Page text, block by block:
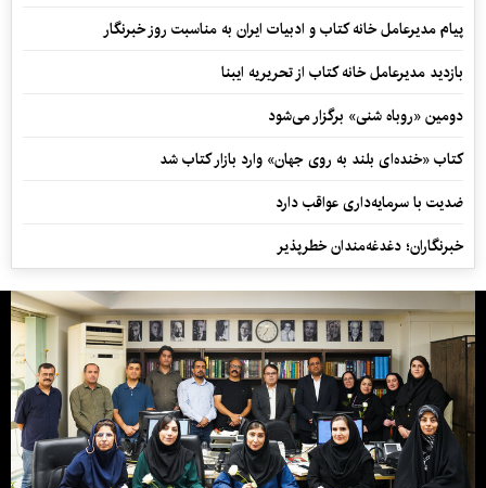
پیام مدیرعامل خانه کتاب و ادبیات ایران به مناسبت روز خبرنگار
بازدید مدیرعامل خانه کتاب از تحریریه ایبنا
دومین «روباه شنی» برگزار می‌شود
کتاب «خنده‌ای بلند به روی جهان» وارد بازار کتاب شد
ضدیت با سرمایه‌داری عواقب دارد
خبرنگاران؛ دغدغه‌مندان خطرپذیر